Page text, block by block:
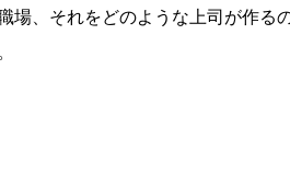
、それをどのような上司が作るの